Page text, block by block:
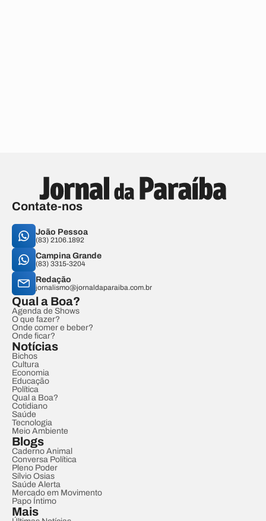
Contate-nos
João Pessoa
(83) 2106.1892
Campina Grande
(83) 3315-3204
Redação
jornalismo@jornaldaparaiba.com.br
Qual a Boa?
Agenda de Shows
O que fazer?
Onde comer e beber?
Onde ficar?
Notícias
Bichos
Cultura
Economia
Educação
Política
Qual a Boa?
Cotidiano
Saúde
Tecnologia
Meio Ambiente
Blogs
Caderno Animal
Conversa Política
Pleno Poder
Sílvio Osias
Saúde Alerta
Mercado em Movimento
Papo Íntimo
Mais